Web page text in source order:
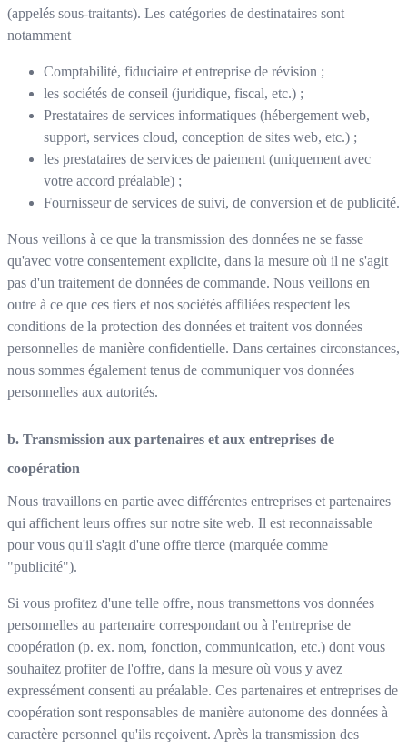
(appelés sous-traitants). Les catégories de destinataires sont
notamment
Comptabilité, fiduciaire et entreprise de révision ;
les sociétés de conseil (juridique, fiscal, etc.) ;
Prestataires de services informatiques (hébergement web,
support, services cloud, conception de sites web, etc.) ;
les prestataires de services de paiement (uniquement avec
votre accord préalable) ;
Fournisseur de services de suivi, de conversion et de publicité.
Nous veillons à ce que la transmission des données ne se fasse
qu'avec votre consentement explicite, dans la mesure où il ne s'agit
pas d'un traitement de données de commande. Nous veillons en
outre à ce que ces tiers et nos sociétés affiliées respectent les
conditions de la protection des données et traitent vos données
personnelles de manière confidentielle. Dans certaines circonstances,
nous sommes également tenus de communiquer vos données
personnelles aux autorités.
b. Transmission aux partenaires et aux entreprises de
coopération
Nous travaillons en partie avec différentes entreprises et partenaires
qui affichent leurs offres sur notre site web. Il est reconnaissable
pour vous qu'il s'agit d'une offre tierce (marquée comme
"publicité").
Si vous profitez d'une telle offre, nous transmettons vos données
personnelles au partenaire correspondant ou à l'entreprise de
coopération (p. ex. nom, fonction, communication, etc.) dont vous
souhaitez profiter de l'offre, dans la mesure où vous y avez
expressément consenti au préalable. Ces partenaires et entreprises de
coopération sont responsables de manière autonome des données à
caractère personnel qu'ils reçoivent. Après la transmission des